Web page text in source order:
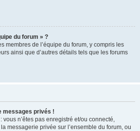
du forum » ?
membres de l’équipe du forum, y compris les
ainsi que d’autres détails tels que les forums
messages privés !
vous n’êtes pas enregistré et/ou connecté,
messagerie privée sur l’ensemble du forum, ou